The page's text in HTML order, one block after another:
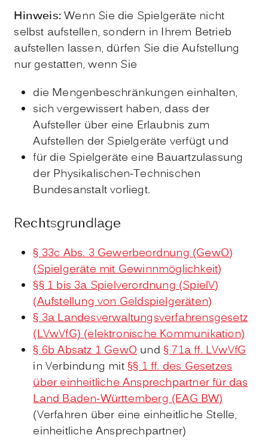
Hinweis:Wenn Sie die Spielgeräte nicht
selbst aufstellen, sondern in Ihrem Betrieb
aufstellen lassen, dürfen Sie die Aufstellung
nur gestatten, wenn Sie
die Mengenbeschränkungen einhalten,
sich vergewissert haben, dass der
Aufsteller über eine Erlaubnis zum
Aufstellen der Spielgeräte verfügt und
für die Spielgeräte eine Bauartzulassung
der Physikalischen-Technischen
Bundesanstalt vorliegt.
Rechtsgrundlage
§ 33c Abs. 3 Gewerbeordnung (GewO)
(Spielgeräte mit Gewinnmöglichkeit)
§§ 1 bis 3a Spielverordnung (SpielV)
(Aufstellung von Geldspielgeräten)
§ 3a Landesverwaltungsverfahrensgesetz
(LVwVfG) (elektronische Kommunikation)
§ 6b Absatz 1 GewO und § 71a ff. LVwVfG
in Verbindung mit§§ 1 ff. des Gesetzes
über einheitliche Ansprechpartner für das
Land Baden-Württemberg (EAG BW)
(Verfahren über eine einheitliche Stelle,
einheitliche Ansprechpartner)